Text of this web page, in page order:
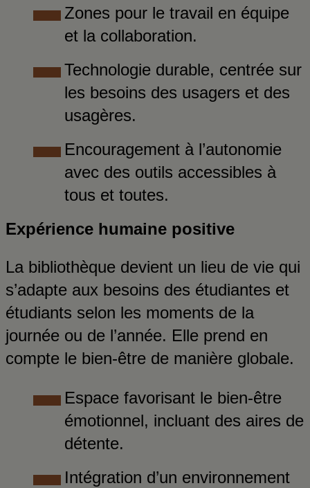
Zones pour le travail en équipe
et la collaboration.
Technologie durable, centrée sur
les besoins des usagers et des
usagères.
Encouragement à l’autonomie
avec des outils accessibles à
tous et toutes.
Expérience humaine positive
La bibliothèque devient un lieu de vie qui
s’adapte aux besoins des étudiantes et
étudiants selon les moments de la
journée ou de l’année. Elle prend en
compte le bien-être de manière globale.
Espace favorisant le bien-être
émotionnel, incluant des aires de
détente.
Intégration d’un environnement